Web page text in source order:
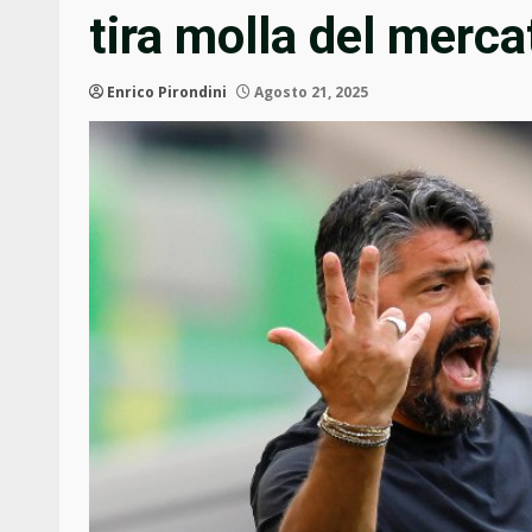
tira molla del
Enrico Pirondini Agosto 21, 2025